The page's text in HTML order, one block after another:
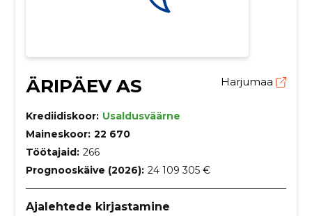
ÄRIPÄEV AS Harjumaa
Krediidiskoor: Usaldusväärne
Maineskoor: 22 670
Töötajaid: 266
Prognooskäive (2026): 24 109 305 €
Ajalehtede kirjastamine